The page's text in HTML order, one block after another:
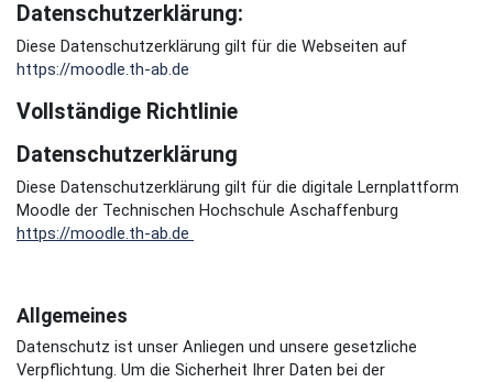
Datenschutzerklärung:
Diese Datenschutzerklärung gilt für die Webseiten auf
https://moodle.th-ab.de
Vollständige Richtlinie
Datenschutzerklärung
Diese Datenschutzerklärung gilt für die digitale Lernplattform
Moodle der Technischen Hochschule Aschaffenburg
https://moodle.th-ab.de
Allgemeines
Datenschutz ist unser Anliegen und unsere gesetzliche
Verpflichtung. Um die Sicherheit Ihrer Daten bei der